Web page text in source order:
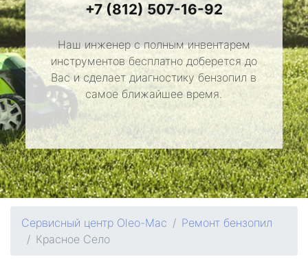
+7 (812) 507-16-92
Наш инженер с полным инвентарем
инструментов бесплатно доберется до
Вас и сделает диагностику бензопил в
самое ближайшее время.
Сервисный центр Oleo-Mac
Ремонт бензопил
Красное Село